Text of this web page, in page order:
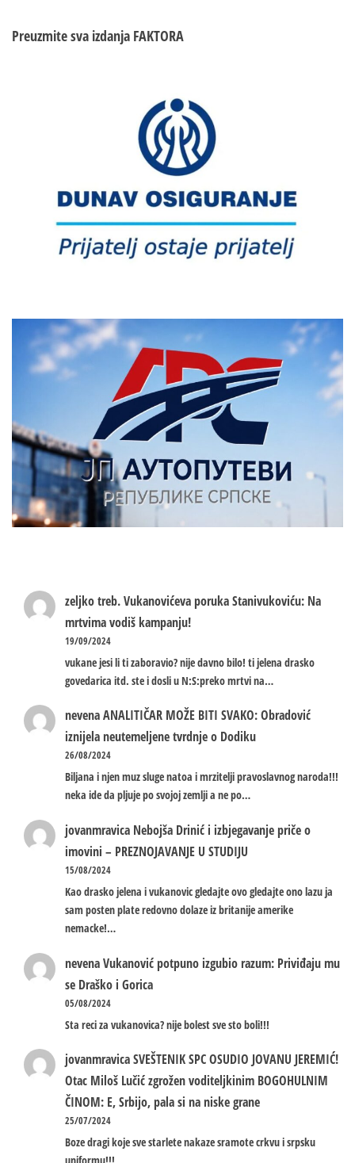
Preuzmite sva izdanja FAKTORA
zeljko treb.Vukanovićeva poruka Stanivukoviću: Na
mrtvima vodiš kampanju!
19/09/2024
vukane jesi li ti zaboravio? nije davno bilo! ti jelena drasko
govedarica itd. ste i dosli u N:S:preko mrtvi na…
nevenaANALITIČAR MOŽE BITI SVAKO: Obradović
iznijela neutemeljene tvrdnje o Dodiku
26/08/2024
Biljana i njen muz sluge natoa i mrzitelji pravoslavnog naroda!!!
neka ide da pljuje po svojoj zemlji a ne po…
jovanmravica Nebojša Drinić i izbjegavanje priče o
imovini – PREZNOJAVANJE U STUDIJU
15/08/2024
Kao drasko jelena i vukanovic gledajte ovo gledajte ono lazu ja
sam posten plate redovno dolaze iz britanije amerike
nemacke!…
nevenaVukanović potpuno izgubio razum: Priviđaju mu
se Draško i Gorica
05/08/2024
Sta reci za vukanovica? nije bolest sve sto boli!!!
jovanmravicaSVEŠTENIK SPC OSUDIO JOVANU JEREMIĆ!
Otac Miloš Lučić zgrožen voditeljkinim BOGOHULNIM
ČINOM: E, Srbijo, pala si na niske grane
25/07/2024
Boze dragi koje sve starlete nakaze sramote crkvu i srpsku